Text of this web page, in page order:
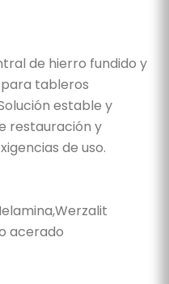
de hierro fundido y
tableros
estable y
restauración y
de uso.
acerado